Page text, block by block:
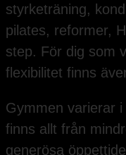
styrketräning,
pilates, reformer,
step. För dig som
flexibilitet finns
Gymmen varierar
finns allt från
generösa